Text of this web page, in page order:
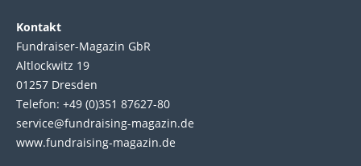
Kontakt
Fundraiser-Magazin GbR
Altlockwitz 19
01257 Dresden
Telefon: +49 (0)351 87627-80
service@fundraising-magazin.de
www.fundraising-magazin.de